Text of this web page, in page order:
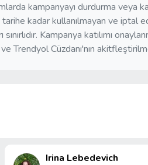
kampanyayı durdurma veya
kadar kullanılmayan ve iptal
Kampanya katılımı
Cüzdanı'nın
Irina Lebedevich